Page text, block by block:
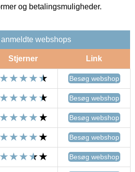
og betalingsmuligheder.
anmeldte webshops
Stjerner Link
Besøg webshop
Besøg webshop
Besøg webshop
Besøg webshop
Besøg webshop